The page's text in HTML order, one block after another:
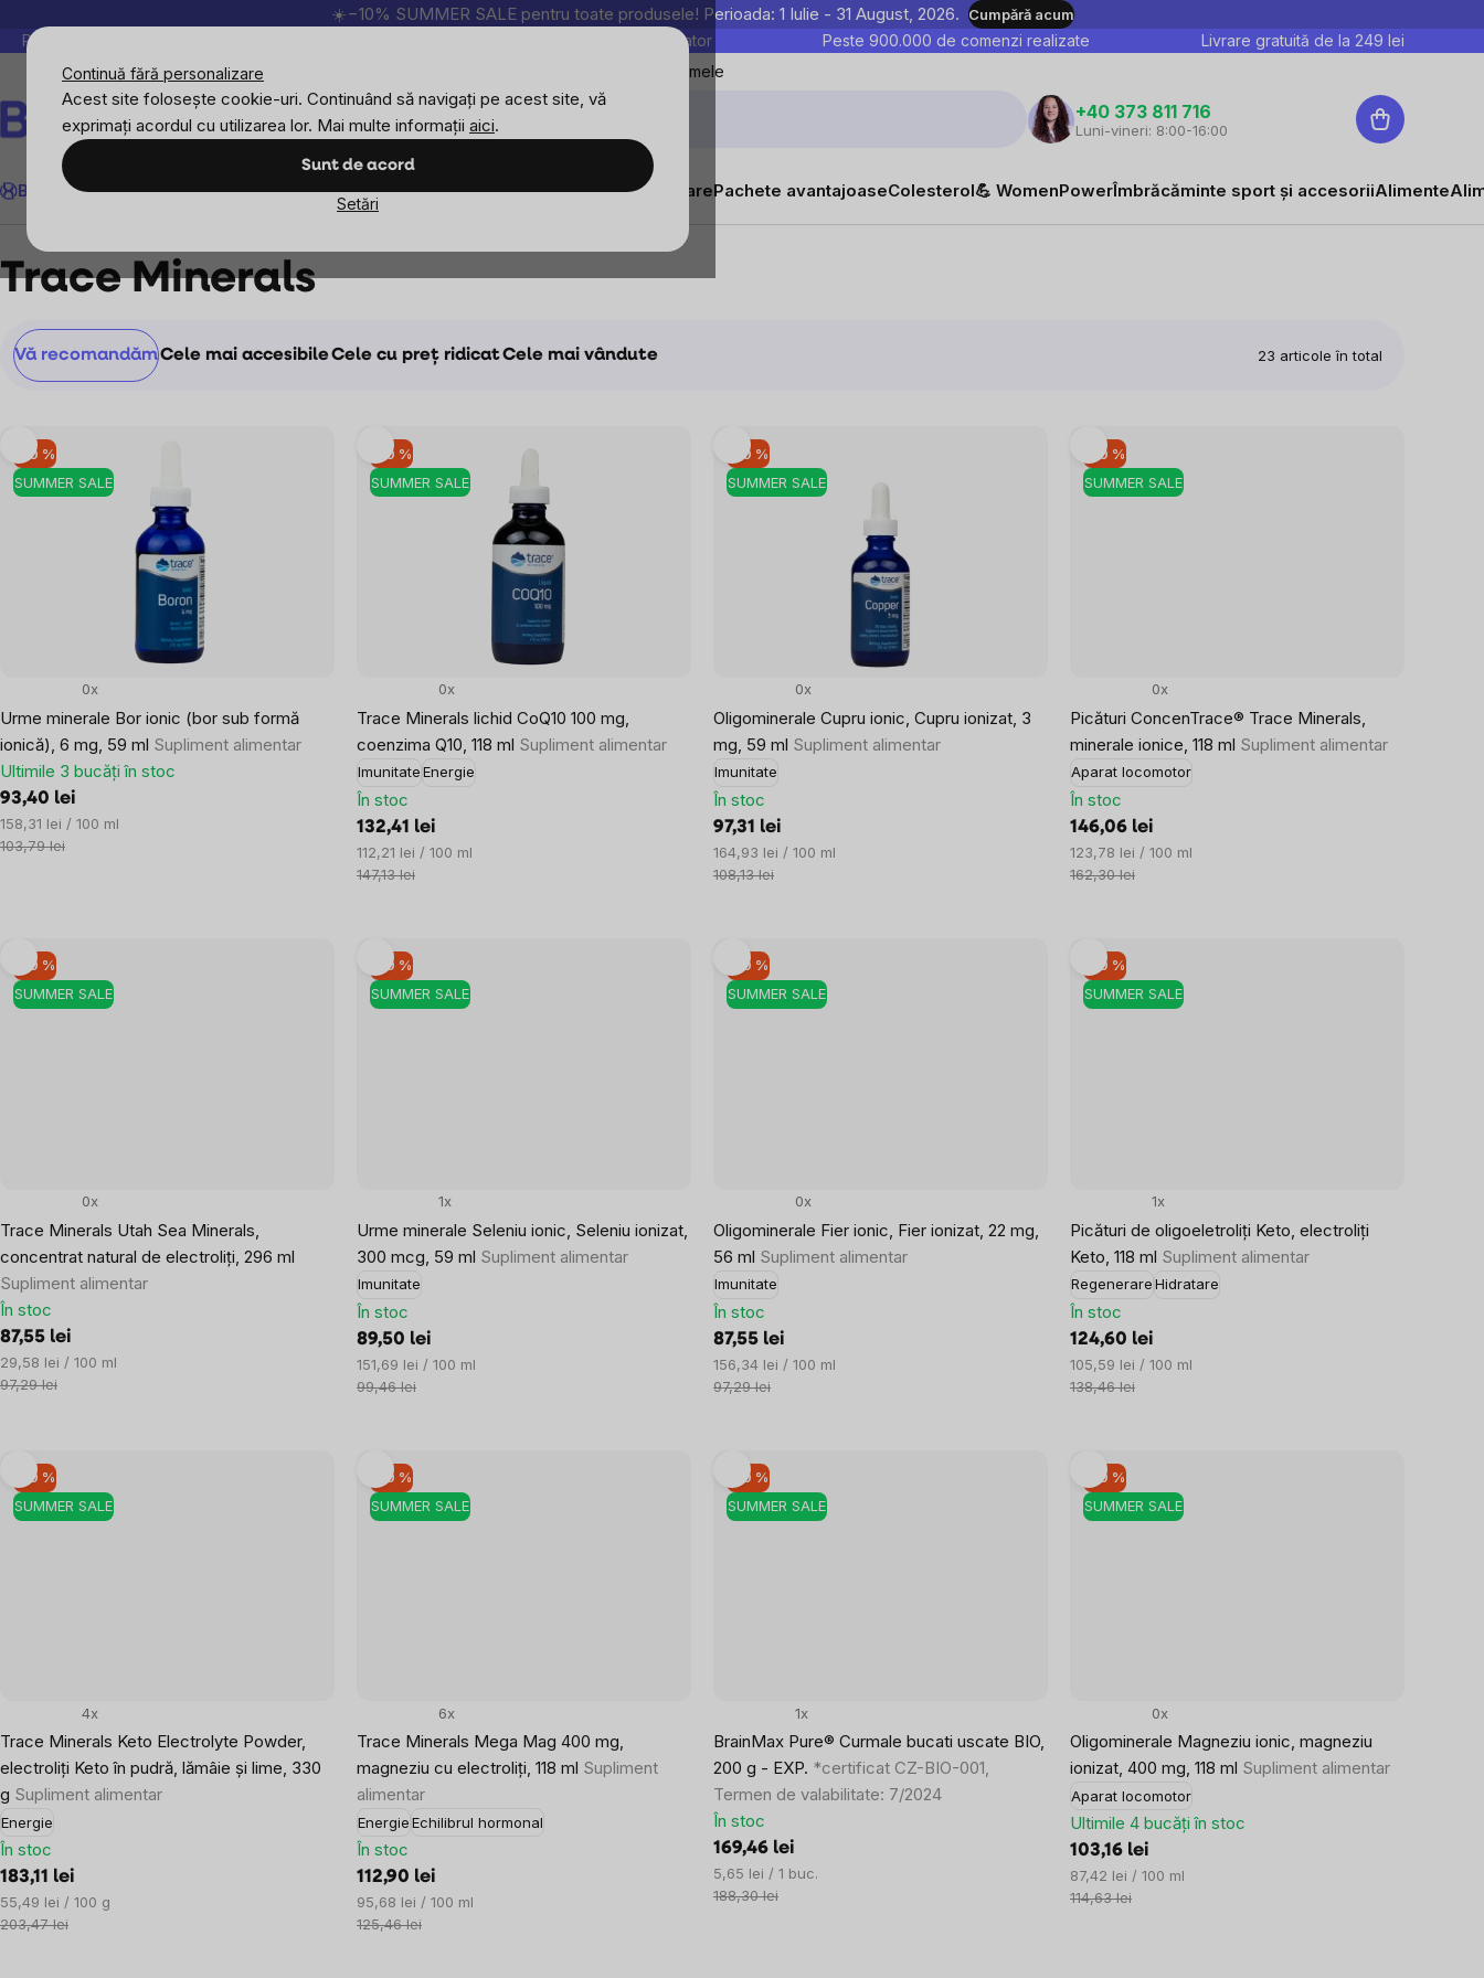
Continuă fără personalizare
Acest site folosește cookie-uri. Continuând să navigați pe acest site, vă
exprimați acordul cu utilizarea lor. Mai multe informații aici.
Sunt de acord
Setări
☀️−10% SUMMER SALE pentru toate produsele! Perioada: 1 Iulie - 31 August, 2026. Cumpără acum
Peste 200.000 de recenzii verificate Produsele noastre sunt testate în laborator Peste 900.000 de comenzi realizate Livrare gratuită de la 249 lei
Favoritele mele
Căutare
+40 373 811 716
Luni-vineri: 8:00-16:00
Coş
de
BrainMax
SportImunitateFemeiBărbațiCopiiObiectiveNoutățiSuplimente alimentarePachete avantajoaseColesterol💪 WomenPowerÎmbrăcăminte sport și accesoriiAlimente
Trace Minerals
Selectarea
produsului
Vă recomandămCele mai accesibileCele cu preț ridicatCele mai vândute 23 articole în total
Listă
produse
SUMMER SALE
–10 %
Urme minerale Bor ionic (bor sub formă
ionică), 6 mg, 59 ml Supliment alimentar
0x
Ultimile 3 bucăți în stoc
93,40 lei
Evaluare
preţ:
158,31 lei / 100 ml
103,79 lei
SUMMER SALE
–10 %
Trace Minerals lichid CoQ10 100 mg,
coenzima Q10, 118 ml Supliment alimentar
ImunitateEnergie
0x
În stoc
132,41 lei
Evaluare
preţ:
112,21 lei / 100 ml
147,13 lei
SUMMER SALE
–10 %
Oligominerale Cupru ionic, Cupru ionizat, 3
mg, 59 ml Supliment alimentar
Imunitate
0x
În stoc
97,31 lei
Evaluare
preţ:
164,93 lei / 100 ml
108,13 lei
SUMMER SALE
–10 %
Picături ConcenTrace® Trace Minerals,
minerale ionice, 118 ml Supliment alimentar
Aparat locomotor
0x
În stoc
146,06 lei
Evaluare
preţ:
123,78 lei / 100 ml
162,30 lei
SUMMER SALE
–10 %
Trace Minerals Utah Sea Minerals,
concentrat natural de electroliți, 296 ml
Supliment alimentar
0x
În stoc
87,55 lei
Evaluare
preţ:
29,58 lei / 100 ml
97,29 lei
SUMMER SALE
–10 %
Urme minerale Seleniu ionic, Seleniu ionizat,
300 mcg, 59 ml Supliment alimentar
Imunitate
1x
În stoc
89,50 lei
Evaluare
preţ:
151,69 lei / 100 ml
99,46 lei
SUMMER SALE
–10 %
Oligominerale Fier ionic, Fier ionizat, 22 mg,
56 ml Supliment alimentar
Imunitate
0x
În stoc
87,55 lei
Evaluare
preţ:
156,34 lei / 100 ml
97,29 lei
SUMMER SALE
–10 %
Picături de oligoeletroliți Keto, electroliți
Keto, 118 ml Supliment alimentar
RegenerareHidratare
1x
În stoc
124,60 lei
Evaluare
preţ:
105,59 lei / 100 ml
138,46 lei
SUMMER SALE
–10 %
Trace Minerals Keto Electrolyte Powder,
electroliți Keto în pudră, lămâie și lime, 330
g Supliment alimentar
Energie
4x
În stoc
183,11 lei
Evaluare
preţ:
55,49 lei / 100 g
203,47 lei
SUMMER SALE
–10 %
Trace Minerals Mega Mag 400 mg,
magneziu cu electroliți, 118 ml Supliment
alimentar
EnergieEchilibrul hormonal
6x
În stoc
112,90 lei
Evaluare
preţ:
95,68 lei / 100 ml
125,46 lei
SUMMER SALE
–10 %
BrainMax Pure® Curmale bucati uscate BIO,
200 g - EXP. *certificat CZ-BIO-001,
Termen de valabilitate: 7/2024
1x
În stoc
169,46 lei
Evaluare
preţ:
5,65 lei / 1 buc.
188,30 lei
SUMMER SALE
–10 %
Oligominerale Magneziu ionic, magneziu
ionizat, 400 mg, 118 ml Supliment alimentar
Aparat locomotor
0x
Ultimile 4 bucăți în stoc
103,16 lei
Evaluare
preţ:
87,42 lei / 100 ml
114,63 lei